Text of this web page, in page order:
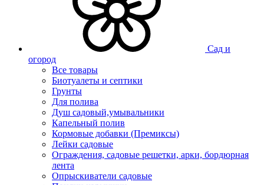
Сад и
огород
Все товары
Биотуалеты и септики
Грунты
Для полива
Душ садовый,умывальники
Капельный полив
Кормовые добавки (Премиксы)
Лейки садовые
Ограждения, садовые решетки, арки, бордюрная
лента
Опрыскиватели садовые